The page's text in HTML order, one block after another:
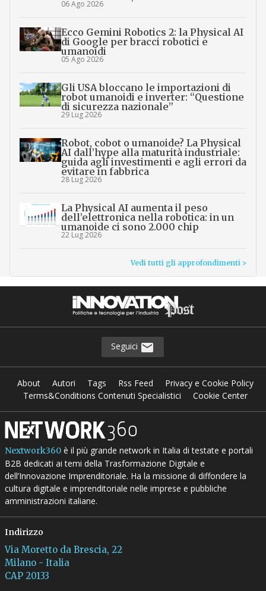
06 Ago 2026
Ecco Gemini Robotics 2: la Physical AI
di Google per bracci robotici e
umanoidi
05 Ago 2026
Gli USA bloccano le importazioni di
robot umanoidi e inverter: “Questione
di sicurezza nazionale”
29 Lug 2026
Robot, cobot o umanoide? La Physical
AI dall’hype alla maturità industriale:
guida agli investimenti e agli errori da
evitare in fabbrica
28 Lug 2026
La Physical AI aumenta il peso
dell’elettronica nella robotica: in un
umanoide ci sono 2.000 chip
22 Lug 2026
Vedi tutti gli approfondimenti >
Seguici
About Autori Tags Rss Feed
Privacy e Cookie Policy
Terms&Conditions Contenuti Specialistici
Cookie Center
Nextwork360è il più grande network in Italia di testate e portali
B2B dedicati ai temi della Trasformazione Digitale e
dell’Innovazione Imprenditoriale. Ha la missione di diffondere la
cultura digitale e imprenditoriale nelle imprese e pubbliche
amministrazioni italiane.
Indirizzo
Via Moretto da Brescia, 22
Milano - Italia
CAP 20133